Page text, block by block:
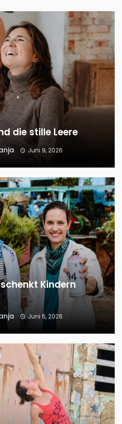
die stille Leere
Juni 9, 2026
Kindern
Juni 6, 2026